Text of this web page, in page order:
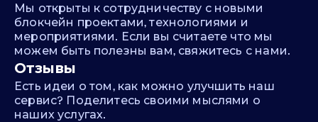
Мы открыты к сотрудничеству с новыми
блокчейн проектами, технологиями и
мероприятиями. Если вы считаете что мы
можем быть полезны вам, свяжитесь с нами.
Отзывы
Есть идеи о том, как можно улучшить наш
сервис? Поделитесь своими мыслями о
наших услугах.